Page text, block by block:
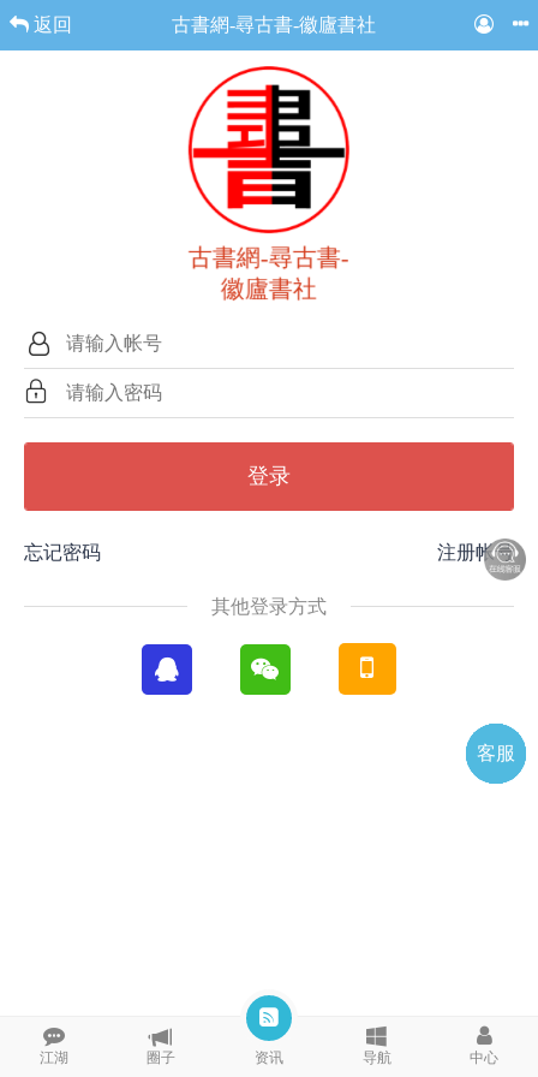
返回 古書網-尋古書-徽廬書社
古書網-尋古書-
徽廬書社
登录
忘记密码 注册帐号
其他登录方式
江湖 圈子 资讯 导航 中心
客服
QQ
电话
微信
微聊
TOP